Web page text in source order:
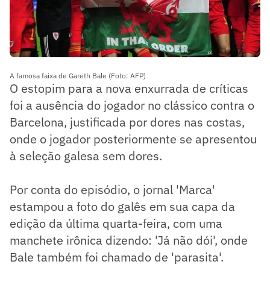
A famosa faixa de Gareth Bale (Foto: AFP)
O estopim para a nova enxurrada de críticas
foi a ausência do jogador no clássico contra o
Barcelona, justificada por dores nas costas,
onde o jogador posteriormente se apresentou
à seleção galesa sem dores.
Por conta do episódio, o jornal 'Marca'
estampou a foto do galês em sua capa da
edição da última quarta-feira, com uma
manchete irônica dizendo: 'Já não dói', onde
Bale também foi chamado de 'parasita'.